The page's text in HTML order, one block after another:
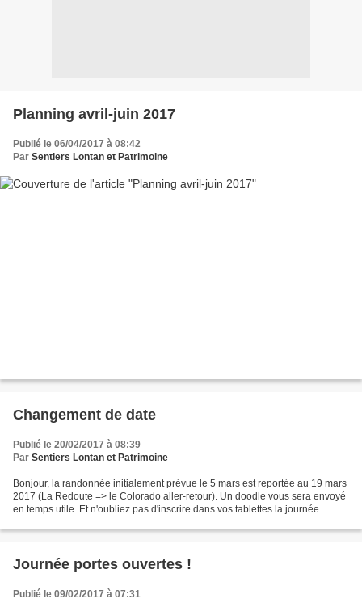
Planning avril-juin 2017
Publié le 06/04/2017 à 08:42
Par Sentiers Lontan et Patrimoine
Changement de date
Publié le 20/02/2017 à 08:39
Par Sentiers Lontan et Patrimoine
Bonjour, la randonnée initialement prévue le 5 mars est reportée au 19 mars
2017 (La Redoute => le Colorado aller-retour). Un doodle vous sera envoyé
en temps utile. Et n'oubliez pas d'inscrire dans vos tablettes la journée
Journée portes ouvertes !
Publié le 09/02/2017 à 07:31